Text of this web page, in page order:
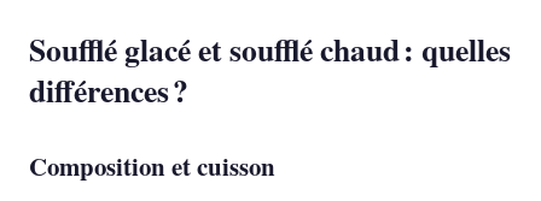
Soufflé glacé et soufflé chaud : quelles
différences ?
Composition et cuisson